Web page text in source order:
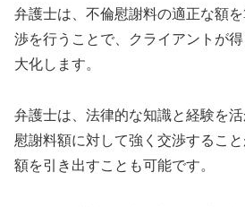
弁護士は、不倫慰謝料の適正な額
渉を行うことで、クライアントが
大化します。
弁護士は、法律的な知識と経験を
慰謝料額に対して強く交渉するこ
額を引き出すことも可能です。